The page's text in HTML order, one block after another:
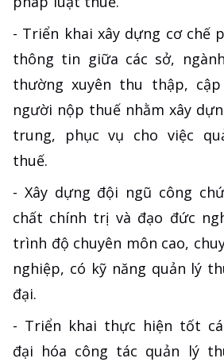
- Triển khai xây dựng cơ chế
thông tin giữa các sở,
thường xuyên thu thập,
người nộp thuế nhằm xây
trung, phục vụ cho việc
thuế.
- Xây dựng đội ngũ công
chất chính trị và đạo đức
trình độ chuyên môn cao,
nghiệp, có kỹ năng quản lý
đại.
- Triển khai thực hiện tốt
đại hóa công tác quản lý